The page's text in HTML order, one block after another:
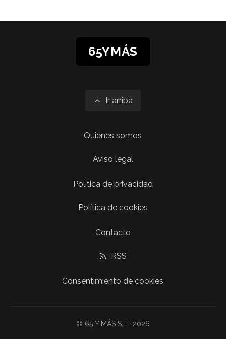
65YMÁS
Ir arriba
Quiénes somos
Aviso legal
Política de privacidad
Política de cookies
Contacto
RSS
Consentimiento de cookies
© 65 Y MÁS S. L. 2026